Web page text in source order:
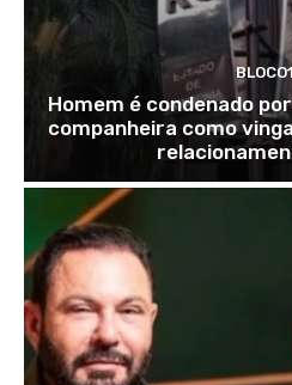
BLOCO1
Homem é condenado
companheira como